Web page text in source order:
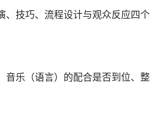
、技巧、流程设计与观众反应四个
音乐（语言）的配合是否到位、整